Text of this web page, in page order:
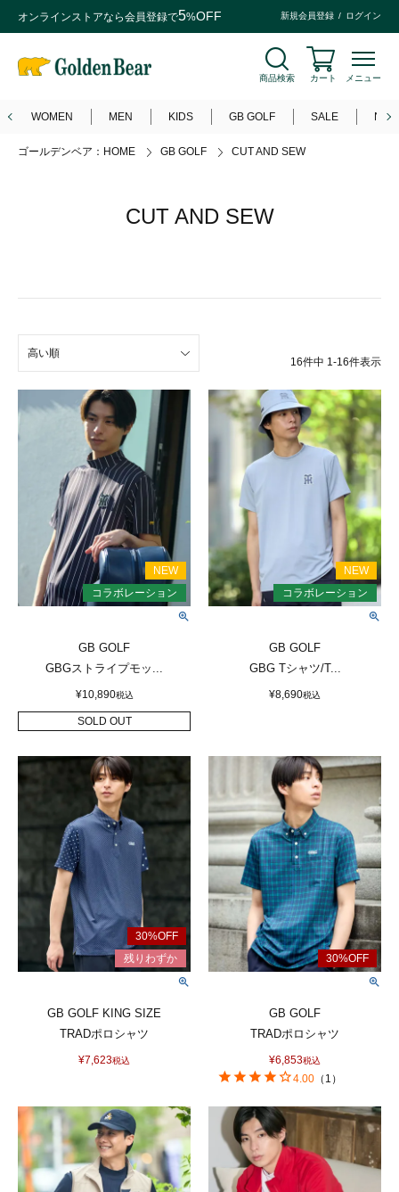
オンラインストアなら会員登録で5%OFF 新規会員登録 ログイン
商品検索 カート メニュー
WOMEN MEN KIDS GB GOLF SALE
ゴールデンベア：HOME GB GOLF CUT AND SEW
CUT AND SEW
高い順
16件中 1 -16件表示
GB GOLF
GBGストライプモッ...
¥10,890税込
SOLD OUT
GB GOLF
GBG Tシャツ/T...
¥8,690税込
GB GOLF KING SIZE
TRADポロシャツ
¥7,623税込
GB GOLF
TRADポロシャツ
¥6,853税込
4.00 （ 1 ）